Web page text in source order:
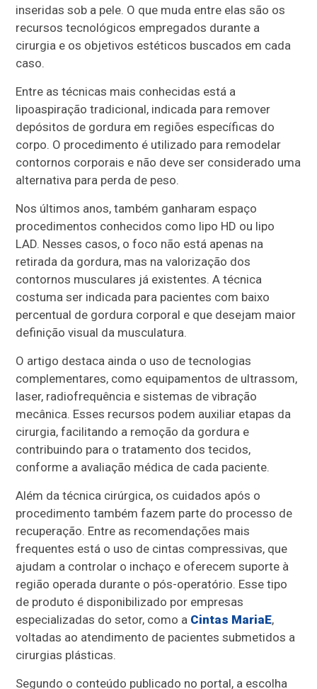
inseridas sob a pele. O que muda entre elas são os
recursos tecnológicos empregados durante a
cirurgia e os objetivos estéticos buscados em cada
caso.
Entre as técnicas mais conhecidas está a
lipoaspiração tradicional, indicada para remover
depósitos de gordura em regiões específicas do
corpo. O procedimento é utilizado para remodelar
contornos corporais e não deve ser considerado uma
alternativa para perda de peso.
Nos últimos anos, também ganharam espaço
procedimentos conhecidos como lipo HD ou lipo
LAD. Nesses casos, o foco não está apenas na
retirada da gordura, mas na valorização dos
contornos musculares já existentes. A técnica
costuma ser indicada para pacientes com baixo
percentual de gordura corporal e que desejam maior
definição visual da musculatura.
O artigo destaca ainda o uso de tecnologias
complementares, como equipamentos de ultrassom,
laser, radiofrequência e sistemas de vibração
mecânica. Esses recursos podem auxiliar etapas da
cirurgia, facilitando a remoção da gordura e
contribuindo para o tratamento dos tecidos,
conforme a avaliação médica de cada paciente.
Além da técnica cirúrgica, os cuidados após o
procedimento também fazem parte do processo de
recuperação. Entre as recomendações mais
frequentes está o uso de cintas compressivas, que
ajudam a controlar o inchaço e oferecem suporte à
região operada durante o pós-operatório. Esse tipo
de produto é disponibilizado por empresas
especializadas do setor, como a Cintas MariaE,
voltadas ao atendimento de pacientes submetidos a
cirurgias plásticas.
Segundo o conteúdo publicado no portal, a escolha